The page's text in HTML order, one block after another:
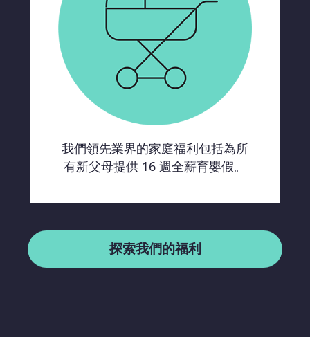
我們領先業界的家庭福利包括為所
有新父母提供 16 週全薪育嬰假。
探索我們的福利